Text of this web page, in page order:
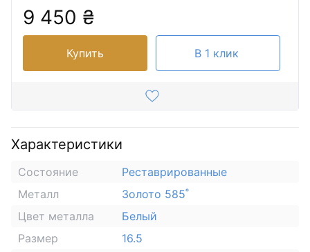
9 450 ₴
Купить В 1 клик
Характеристики
Состояние
Реставрированные
Металл
Золото 585˚
Цвет металла
Белый
Размер
16.5